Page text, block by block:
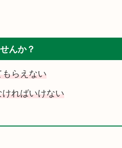
んか？
らえない
ればいけない